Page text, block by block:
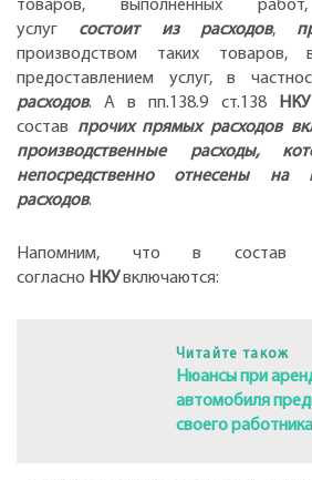
товаров, выполненных работ,
услуг состоит из расходов,
производством таких товаров,
предоставлением услуг, в
расходов. А в пп.138.9 ст.138 НКУ
состав прочих прямых расходов
производственные расходы,
непосредственно отнесены на
расходов.
Напомним, что в состав
согласно НКУвключаются:
Читайте також
Нюансы при
автомобиля
своего работника